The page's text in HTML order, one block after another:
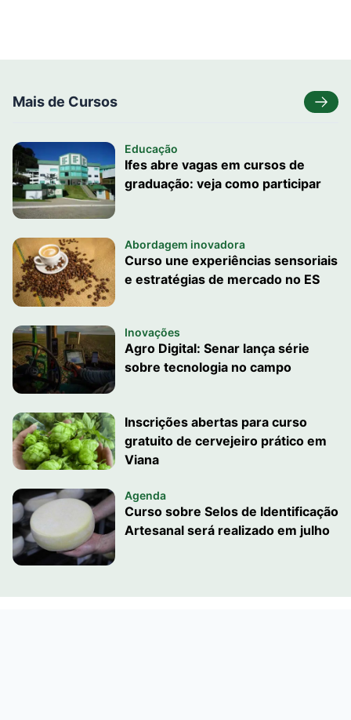
Mais de Cursos
Educação
Ifes abre vagas em cursos de
graduação: veja como participar
Abordagem inovadora
Curso une experiências sensoriais
e estratégias de mercado no ES
Inovações
Agro Digital: Senar lança série
sobre tecnologia no campo
Inscrições abertas para curso
gratuito de cervejeiro prático em
Viana
Agenda
Curso sobre Selos de Identificação
Artesanal será realizado em julho